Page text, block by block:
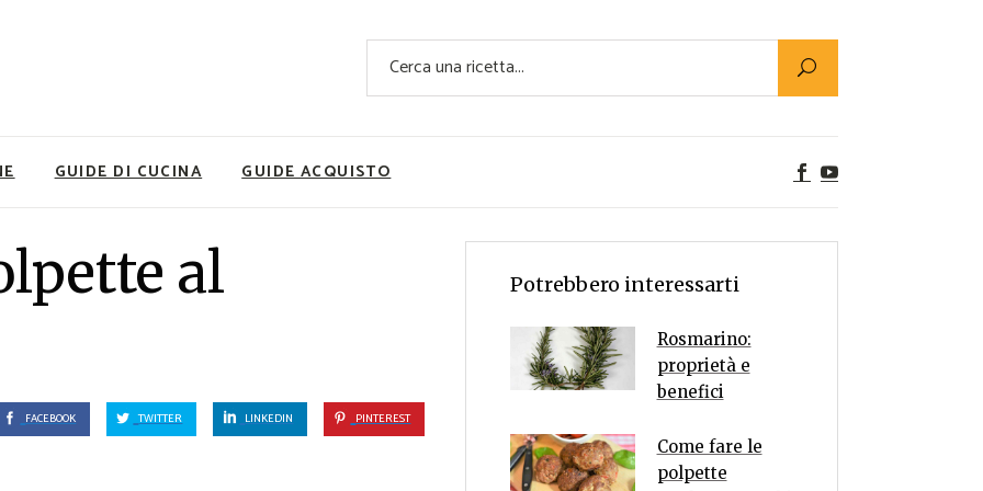
Cerca
GUIDE DI CUCINA GUIDE ACQUISTO
Ricette Facili e Veloci
Ricette Primi Piatti
Ricette Dolci
Ricette Carne
Ricette Secondi
Video Ricette
Ricette per Ingrediente
Utility
Super Alimenti
Ricette Vegetariane
Rumors
al
FACEBOOK TWITTER LINKEDIN PINTEREST
Potrebbero interessarti
Rosmarino:
proprietà e
benefici
Come fare le
polpette